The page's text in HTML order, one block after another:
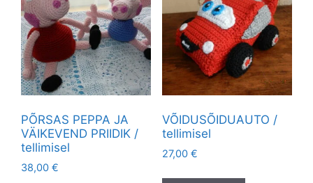
PÕRSAS PEPPA JA
VÄIKEVEND PRIIDIK /
tellimisel
38,00 €
VÕIDUSÕIDUAUTO /
tellimisel
27,00 €